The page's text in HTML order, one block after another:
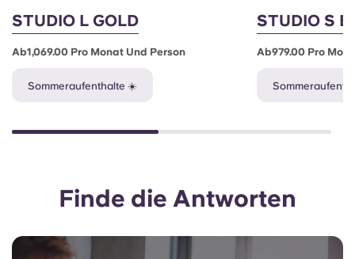
STUDIO L GOLD
Ab1,069.00 Pro Monat Und Person
Sommeraufenthalte ☀️
STUDIO S
Ab979.00 Pro
Finde die Antworten